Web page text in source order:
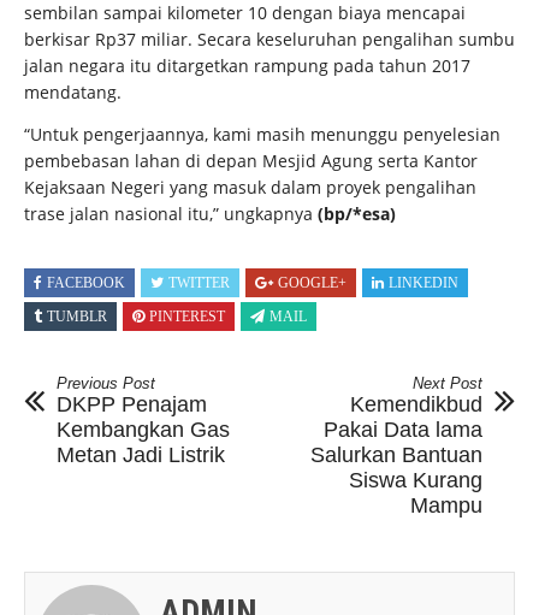
sembilan sampai kilometer 10 dengan biaya mencapai
berkisar Rp37 miliar. Secara keseluruhan pengalihan sumbu
jalan negara itu ditargetkan rampung pada tahun 2017
mendatang.
“Untuk pengerjaannya, kami masih menunggu penyelesian
pembebasan lahan di depan Mesjid Agung serta Kantor
Kejaksaan Negeri yang masuk dalam proyek pengalihan
trase jalan nasional itu,” ungkapnya (bp/*esa)
FACEBOOK TWITTER GOOGLE+
LINKEDIN
TUMBLR
PINTEREST MAIL
Previous Post
DKPP Penajam
Kembangkan Gas
Metan Jadi Listrik
Next Post
Kemendikbud
Pakai Data lama
Salurkan Bantuan
Siswa Kurang
Mampu